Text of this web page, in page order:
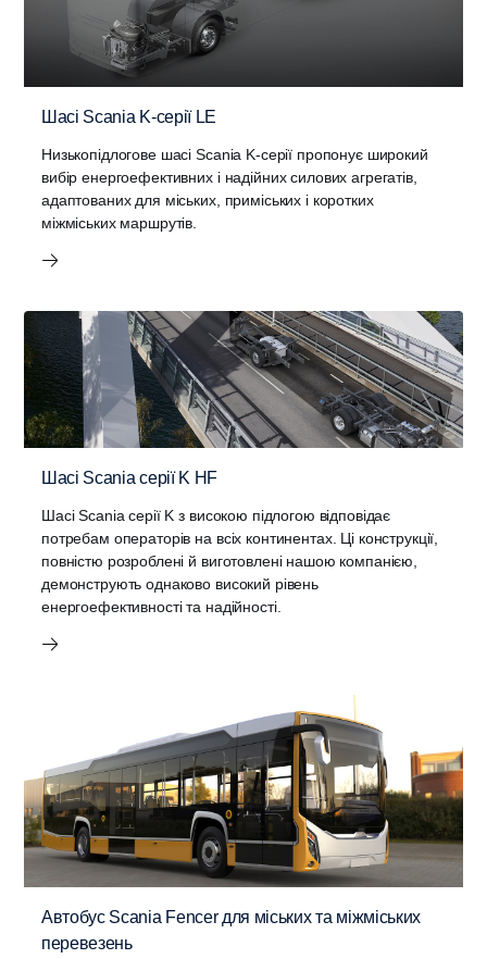
Шасі Scania K-серії LE
Низькопідлогове шасі Scania K-серії пропонує широкий
вибір енергоефективних і надійних силових агрегатів,
адаптованих для міських, приміських і коротких
міжміських маршрутів.
Шасі Scania серії K HF
Шасі Scania серії K з високою підлогою відповідає
потребам операторів на всіх континентах. Ці конструкції,
повністю розроблені й виготовлені нашою компанією,
демонструють однаково високий рівень
енергоефективності та надійності.
Автобус Scania Fencer для міських та міжміських
перевезень